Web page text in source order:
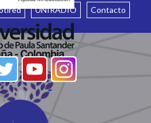
UNIRADIO Contacto